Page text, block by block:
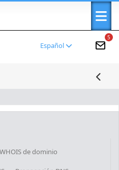
5
Español
WHOIS de dominio